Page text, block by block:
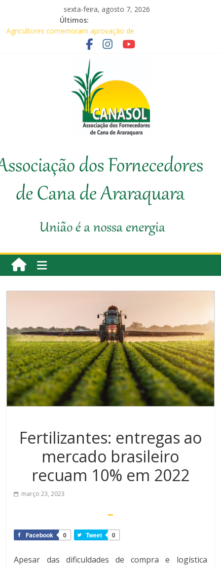
sexta-feira, agosto 7, 2026
Últimos:
Agricultores comemoram aprovação de
requerimentos de urgência para temas de
interesse do agronegócio
Em audiência com Secretário da
Agricultura, Feplana e Canasol mostram a
difícil situação do fornecedor de cana
Canasol marca presença na 1ª Edição do
Fator Biológico da Canaplan
Associados da Canasol participam da
Coopercitrus Expo 2026
Canasol
Associação
Fornecedores
dos Fornecedores
de Cana de Araraquara
União é a nossa energia
Fertilizantes: entregas ao
mercado brasileiro
recuam 10% em 2022
março 23, 2023
Facebook 0 Tweet 0
Apesar das dificuldades de compra e logística